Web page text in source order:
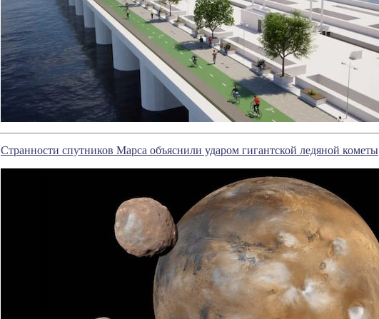
Странности спутников Марса объяснили ударом гигантской ледяной кометы